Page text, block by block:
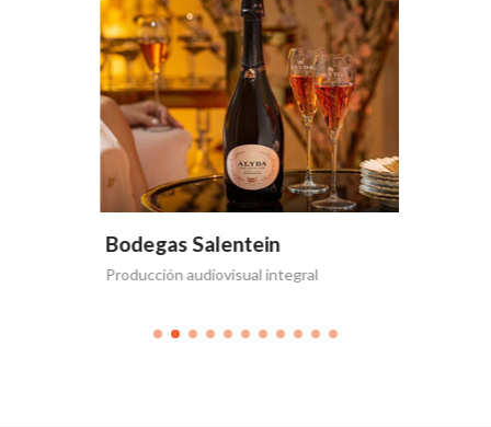
Bodegas Salentein
Producción audiovisual integral